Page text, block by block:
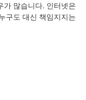
가 많습니다. 인터넷은
구도 대신 책임지지는